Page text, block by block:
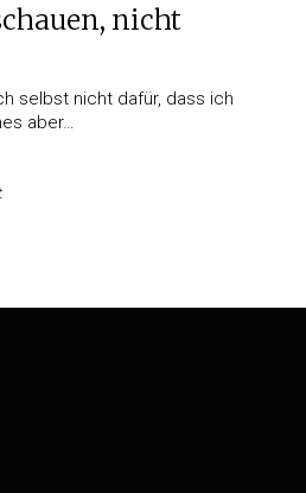
nicht
selbst nicht dafür, dass ich
aber…